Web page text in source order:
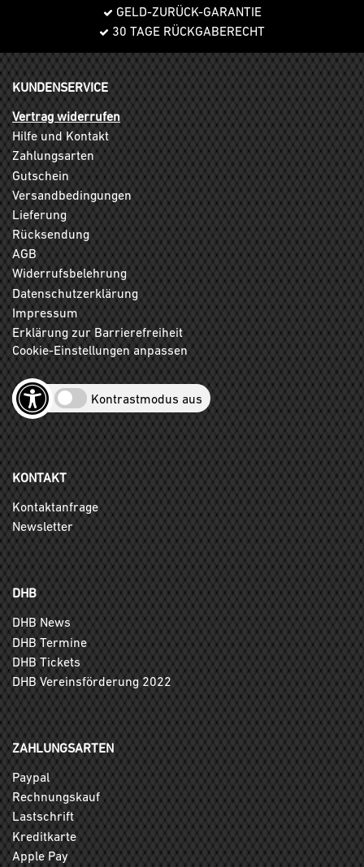
GELD-ZURÜCK-GARANTIE
30 TAGE RÜCKGABERECHT
KUNDENSERVICE
Vertrag widerrufen
Hilfe und Kontakt
Zahlungsarten
Gutschein
Versandbedingungen
Lieferung
Rücksendung
AGB
Widerrufsbelehrung
Datenschutzerklärung
Impressum
Erklärung zur Barrierefreiheit
Cookie-Einstellungen anpassen
Kontrastmodus aus
KONTAKT
Kontaktanfrage
Newsletter
DHB
DHB News
DHB Termine
DHB Tickets
DHB Vereinsförderung 2022
ZAHLUNGSARTEN
Paypal
Rechnungskauf
Lastschrift
Kreditkarte
Apple Pay